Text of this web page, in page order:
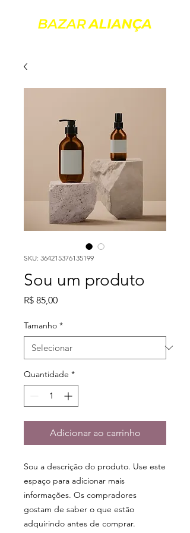
SKU: 364215376135199
Sou um produto
R$ 85,00Preço
Tamanho *
Quantidade *
Adicionar ao carrinho
Sou a descrição do produto. Use este
espaço para adicionar mais
informações. Os compradores
gostam de saber o que estão
adquirindo antes de comprar.